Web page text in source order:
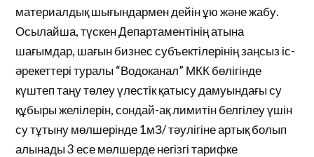
материалдық шығындармен дейін ұю және жабу.
Осылайша, түскен Департаментінің атына
шағымдар, шағын бизнес субъектілерінің заңсыз іс-
әрекеттері туралы “Водоканал” МКК бөлігінде
күштеп таңу төлеу үлестік қатысу дамуындағы су
құбыры желілерін, сондай-ақ лимитін белгілеу үшін
су тұтыну мөлшерінде 1мЗ/ тәулігіне артық болып
алынады 3 есе мөлшерде негізгі тарифке